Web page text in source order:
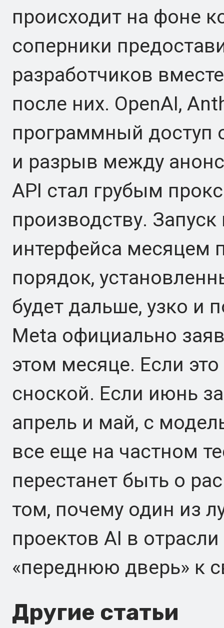
происходит на фоне
соперники
разработчиков
после них. OpenAI,
программный доступ
и разрыв между
API стал грубым
производству.
интерфейса месяцем
порядок,
будет дальше, узко и
Meta официально
этом месяце. Если
сноской. Если июнь
апрель и май, с
все еще на частном
перестанет быть о
том, почему один из
проектов AI в
«переднюю дверь» к
Другие статьи